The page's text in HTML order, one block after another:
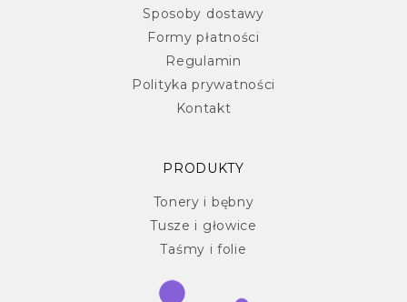
Sposoby dostawy
Formy płatności
Regulamin
Polityka prywatności
Kontakt
PRODUKTY
Tonery i bębny
Tusze i głowice
Taśmy i folie